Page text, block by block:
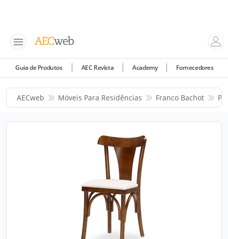
Guia de Produtos AEC Revista Academy Fornecedores
AECweb Móveis Para Residências Franco Bachot